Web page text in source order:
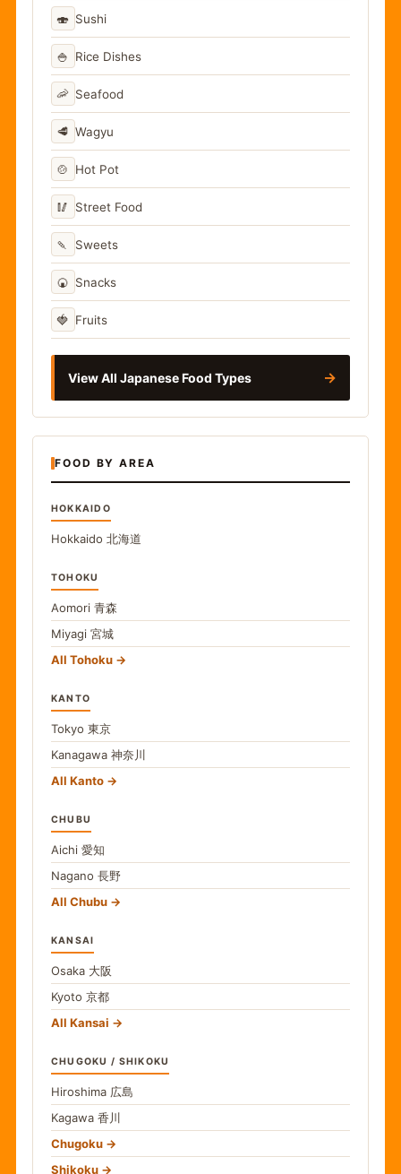
🍣 Sushi
🍚 Rice Dishes
🦐 Seafood
🥩 Wagyu
🍲 Hot Pot
🥢 Street Food
🍡 Sweets
🍘 Snacks
🍓 Fruits
View All Japanese Food Types →
FOOD BY AREA
HOKKAIDO
Hokkaido 北海道
TOHOKU
Aomori 青森
Miyagi 宮城
All Tohoku
KANTO
Tokyo 東京
Kanagawa 神奈川
All Kanto
CHUBU
Aichi 愛知
Nagano 長野
All Chubu
KANSAI
Osaka 大阪
Kyoto 京都
All Kansai
CHUGOKU / SHIKOKU
Hiroshima 広島
Kagawa 香川
Chugoku
Shikoku